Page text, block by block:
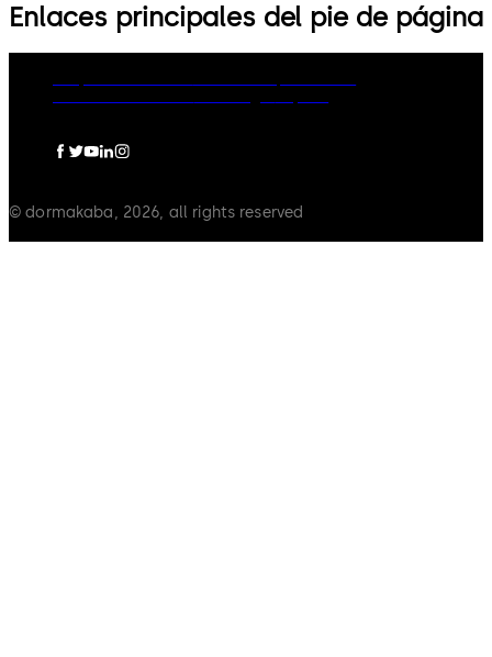
Enlaces principales del pie de página
© dormakaba, 2026, all rights reserved